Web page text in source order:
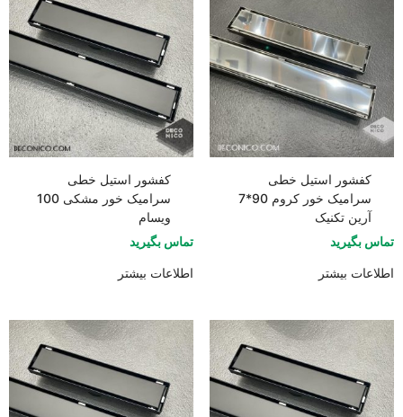
کفشور استیل خطی
سرامیک خور کروم 90*7
آرین تکنیک
تماس بگیرید
اطلاعات بیشتر
کفشور استیل خطی
سرامیک خور مشکی 100
ویسام
تماس بگیرید
اطلاعات بیشتر